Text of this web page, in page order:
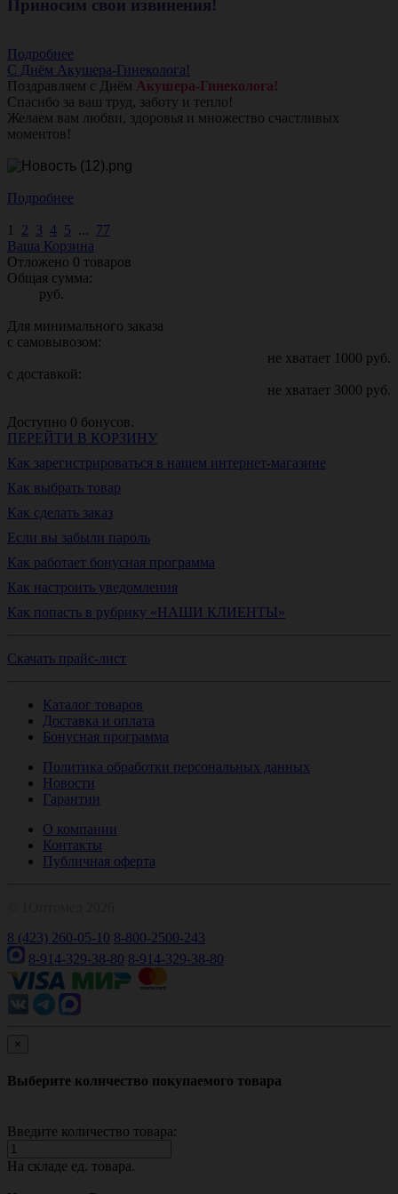
Приносим свои извинения!
Подробнее
С Днём Акушера-Гинеколога!
Поздравляем с Днём Акушера-Гинеколога!
Спасибо за ваш труд, заботу и тепло!
Желаем вам любви, здоровья и множество счастливых
моментов!
Подробнее
1 2 3 4 5 ... 77
Ваша Корзина
Отложено 0 товаров
Общая сумма:
руб.
Для минимального заказа
с самовывозом:
не хватает 1000 руб.
с доставкой:
не хватает 3000 руб.
Доступно 0 бонусов.
ПЕРЕЙТИ В КОРЗИНУ
Как зарегистрироваться в нашем интернет-магазине
Как выбрать товар
Как сделать заказ
Если вы забыли пароль
Как работает бонусная программа
Как настроить уведомления
Как попасть в рубрику «НАШИ КЛИЕНТЫ»
Скачать прайс-лист
Каталог товаров
Доставка и оплата
Бонусная программа
Политика обработки персональных данных
Новости
Гарантии
О компании
Контакты
Публичная оферта
8 (423) 260-05-10 8-800-2500-243
8-914-329-38-80 8-914-329-38-80
×
Выберите количество покупаемого товара
Введите количество товара:
На складе ед. товара.